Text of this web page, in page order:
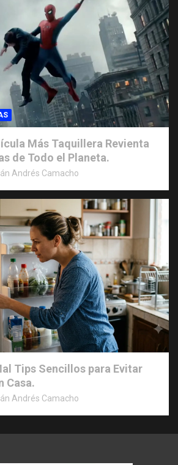
Más Taquillera Revienta
de Todo el Planeta.
Andrés Camacho
Tips Sencillos para Evitar
Casa.
Andrés Camacho